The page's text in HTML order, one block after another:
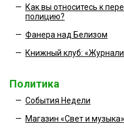
— Как вы относитесь к
полицию?
— Фанера над Белизом
— Книжный клуб:
Политика
— События Недели
— Магазин «Свет и